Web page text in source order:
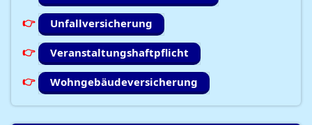
Unfallversicherung
Veranstaltungshaftpflicht
Wohngebäudeversicherung